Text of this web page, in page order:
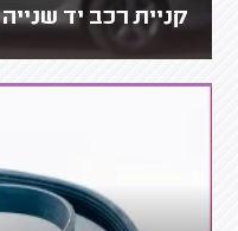
קניית רכב יד שנייה